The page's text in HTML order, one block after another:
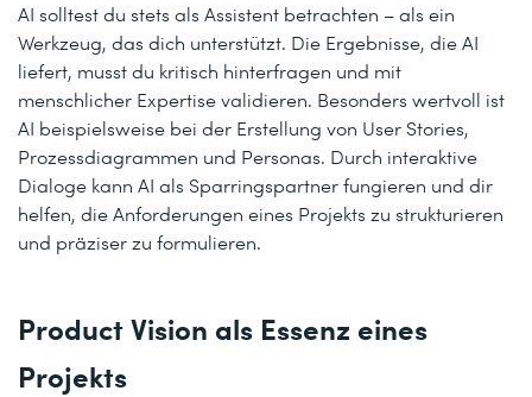
AI solltest du stets als Assistent betrachten – als ein
Werkzeug, das dich unterstützt. Die Ergebnisse, die AI
liefert, musst du kritisch hinterfragen und mit
menschlicher Expertise validieren. Besonders wertvoll ist
AI beispielsweise bei der Erstellung von User Stories,
Prozessdiagrammen und Personas. Durch interaktive
Dialoge kann AI als Sparringspartner fungieren und dir
helfen, die Anforderungen eines Projekts zu strukturieren
und präziser zu formulieren.
Product Vision als Essenz eines
Projekts